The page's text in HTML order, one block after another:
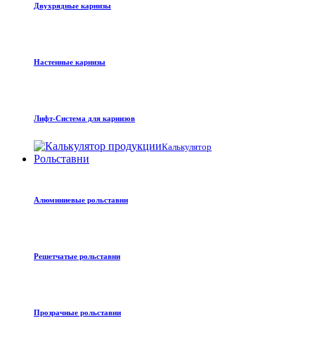
Двухрядные карнизы
Настенные карнизы
Лифт-Система для карнизов
Калькулятор
Рольставни
Алюминиевые рольставни
Решетчатые рольставни
Прозрачные рольставни